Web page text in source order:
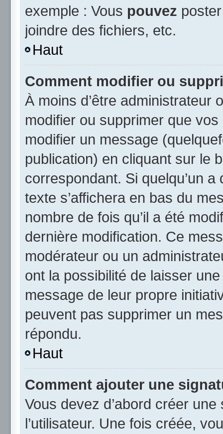
exemple : Vous pouvez
joindre des fichiers, etc.
Haut
Comment modifier ou
À moins d’être administrateur
modifier ou supprimer que
modifier un message
publication) en cliquant sur le
correspondant. Si quelqu’un
texte s’affichera en bas du
nombre de fois qu’il a été
dernière modification. Ce
modérateur ou un
ont la possibilité de laisser
message de leur propre
peuvent pas supprimer un
répondu.
Haut
Comment ajouter une
Vous devez d’abord créer
l’utilisateur. Une fois créée,